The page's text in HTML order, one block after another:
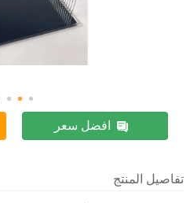
افضل سعر
تفاصيل المنتج